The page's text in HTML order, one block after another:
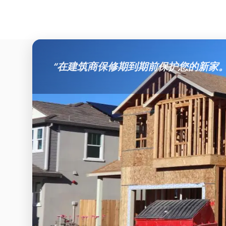
“在建筑商保修期到期前保护您的新家